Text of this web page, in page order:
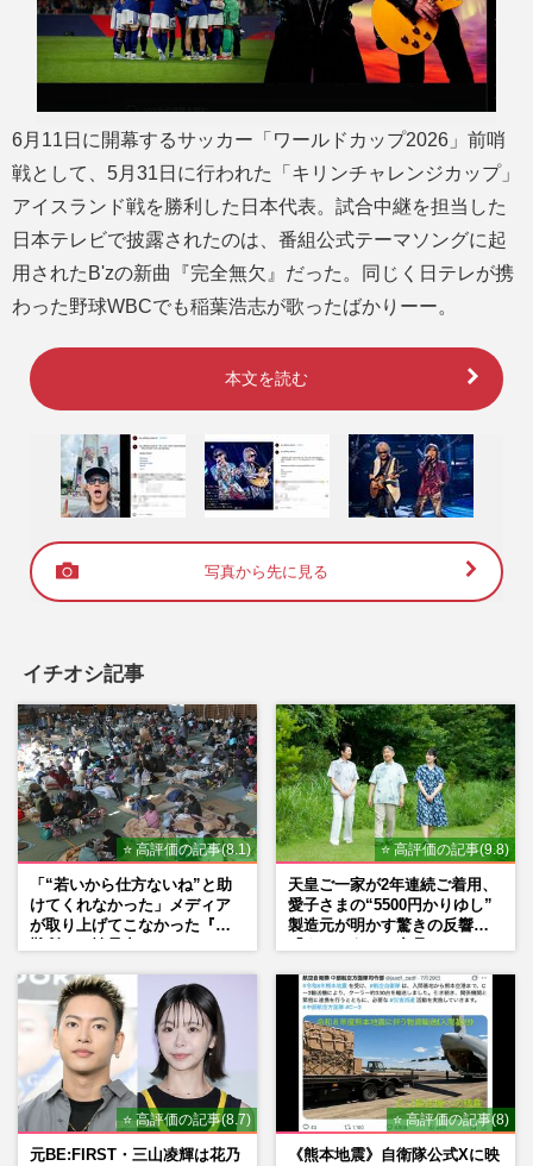
6月11日に開幕するサッカー「ワールドカップ2026」前哨
戦として、5月31日に行われた「キリンチャレンジカップ」
アイスランド戦を勝利した日本代表。試合中継を担当した
日本テレビで披露されたのは、番組公式テーマソングに起
用されたB'zの新曲『完全無欠』だった。同じく日テレが携
わった野球WBCでも稲葉浩志が歌ったばかりーー。
本文を読む
写真から先に見る
イチオシ記事
⭐ 高評価の記事(8.1)
「“若いから仕方ないね”と助
けてくれなかった」メディア
が取り上げてこなかった『避
⭐ 高評価の記事(9.8)
天皇ご一家が2年連続ご着用、
愛子さまの“5500円かりゆし”
製造元が明かす驚きの反響
⭐ 高評価の記事(8.7)
元BE:FIRST・三山凌輝は花乃
⭐ 高評価の記事(8)
《熊本地震》自衛隊公式Xに映